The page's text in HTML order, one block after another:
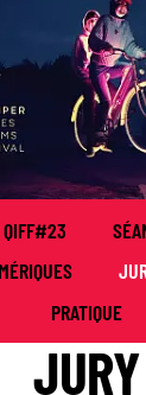
QIFF#23
PRATIQUE
JURY